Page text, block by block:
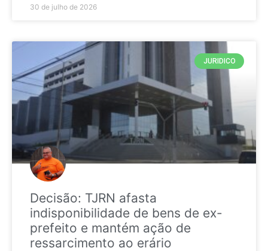
30 de julho de 2026
JURIDICO
Decisão: TJRN afasta
indisponibilidade de bens de ex-
prefeito e mantém ação de
ressarcimento ao erário